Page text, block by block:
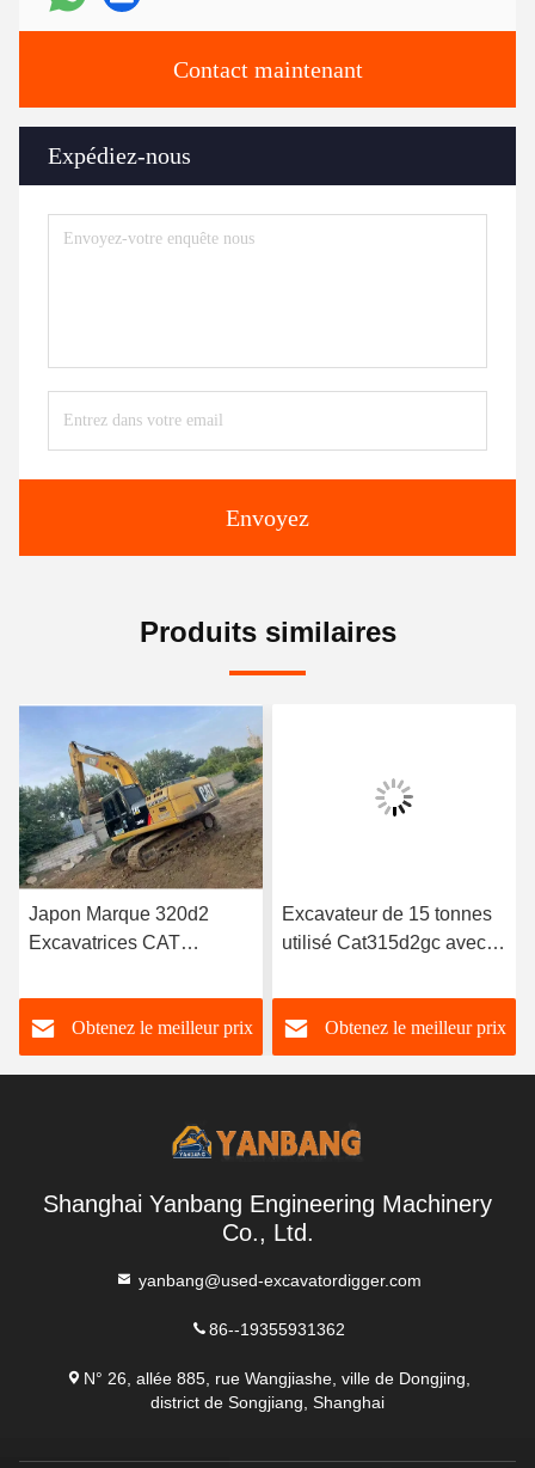
Contact maintenant
Expédiez-nous
Envoyez
Produits similaires
Japon Marque 320d2
Excavatrices CAT
Équipement hydraulique
utilisé pour les
excavatrices
Obtenez le meilleur prix
Excavateur de 15 tonnes
utilisé Cat315d2gc avec
0,75m3
Obtenez le meilleur prix
Shanghai Yanbang Engineering Machinery
Co., Ltd.
yanbang@used-excavatordigger.com
86--19355931362
N° 26, allée 885, rue Wangjiashe, ville de Dongjing,
district de Songjiang, Shanghai